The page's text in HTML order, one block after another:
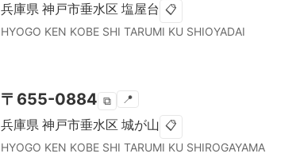
兵庫県 神戸市垂水区 塩屋台 📋
HYOGO KEN KOBE SHI TARUMI KU SHIOYADAI
〒 655-0884 ⧉ 📍
兵庫県 神戸市垂水区 城が山 📋
HYOGO KEN KOBE SHI TARUMI KU SHIROGAYAMA